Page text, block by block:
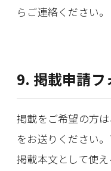
らご連絡ください。
9. 掲載申請フ
掲載をご希望の方
をお送りください
掲載本文として使